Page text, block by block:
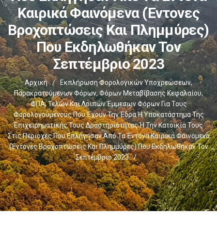
Καιρικά Φαινόμενα (έντονες
Βροχοπτώσεις Και Πλημμύρες)
Που Εκδηλωθήκαν Τον
Σεπτέμβριο 2023
Αρχική /
Εκπλήρωση Φορολογικών Υποχρεώσεων,
Παρακρατούμενων Φόρων, Φόρων Μεταβίβασης Κεφαλαίου,
ΦΠΑ, Τελών Και Λοιπών Έμμεσων Φόρων Για Τους
Φορολογούμενους Που Έχουν Την Έδρα Ή Υποκατάστημα Της
Επιχειρηματικής Τους Δραστηριότητας Ή Την Κατοικία Τους
Στις Περιοχές Που Επλήγησαν Από Τα Έντονα Καιρικά Φαινόμενα
(έντονες Βροχοπτώσεις Και Πλημμύρες) Που Εκδηλωθήκαν Τον
Σεπτέμβριο 2023
/